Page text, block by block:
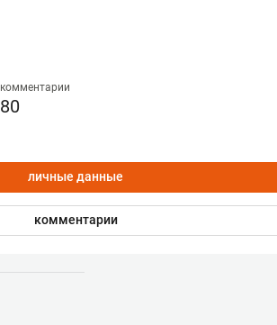
комментарии
80
личные данные
комментарии